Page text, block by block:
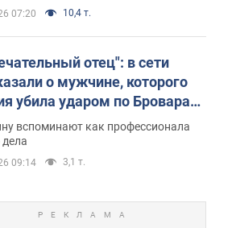
07:20 10,4 т.
отец": в сети
о мужчине, которого
убила ударом по Броварам.
вспоминают как профессионала
дела
09:14 3,1 т.